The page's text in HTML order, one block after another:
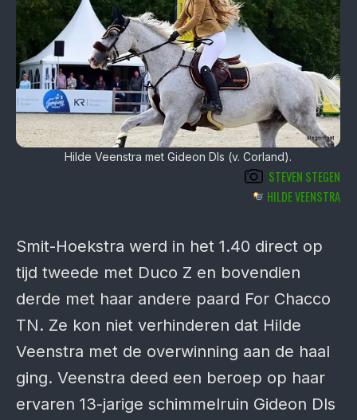
Hilde Veenstra met Gideon Dls (v. Corland).
STEVEN STEGEN
HILDE VEENSTRA
Smit-Hoekstra werd in het 1.40 direct op
tijd tweede met Duco Z en bovendien
derde met haar andere paard For Chacco
TN. Ze kon niet verhinderen dat Hilde
Veenstra met de overwinning aan de haal
ging. Veenstra deed een beroep op haar
ervaren 13-jarige schimmelruin Gideon Dls